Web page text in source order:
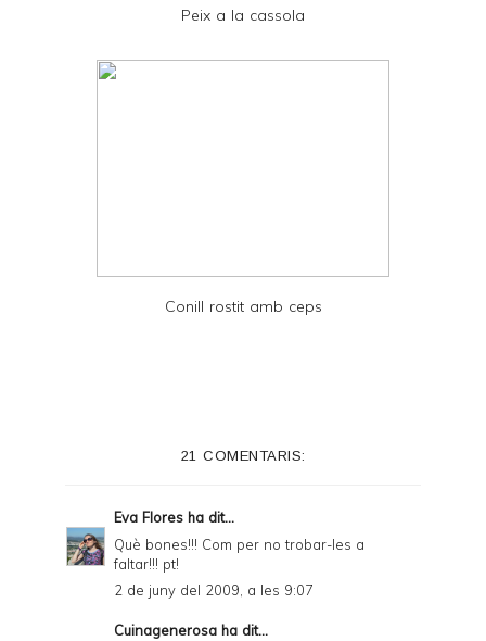
Peix a la cassola
Conill rostit amb ceps
21 COMENTARIS:
Eva Flores ha dit...
Què bones!!! Com per no trobar-les a
faltar!!! pt!
2 de juny del 2009, a les 9:07
Cuinagenerosa ha dit...